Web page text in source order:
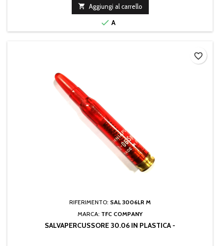
 Aggiungi al carrello
 A
RIFERIMENTO: SAL 3006LR M
MARCA: TFC COMPANY
SALVAPERCUSSORE 30.06 IN PLASTICA -
favorite_border